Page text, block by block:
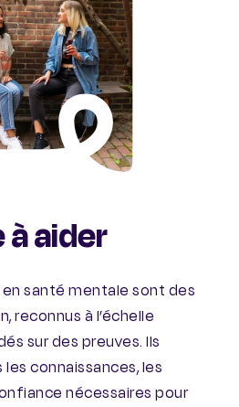
aider
santé mentale sont des
reconnus à l’échelle
sur des preuves. Ils
connaissances, les
nécessaires pour